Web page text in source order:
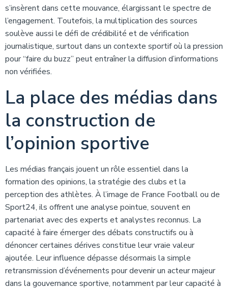
s’insèrent dans cette mouvance, élargissant le spectre de
l’engagement. Toutefois, la multiplication des sources
soulève aussi le défi de crédibilité et de vérification
journalistique, surtout dans un contexte sportif où la pression
pour “faire du buzz” peut entraîner la diffusion d’informations
non vérifiées.
La place des médias dans
la construction de
l’opinion sportive
Les médias français jouent un rôle essentiel dans la
formation des opinions, la stratégie des clubs et la
perception des athlètes. À l’image de France Football ou de
Sport24, ils offrent une analyse pointue, souvent en
partenariat avec des experts et analystes reconnus. La
capacité à faire émerger des débats constructifs ou à
dénoncer certaines dérives constitue leur vraie valeur
ajoutée. Leur influence dépasse désormais la simple
retransmission d’événements pour devenir un acteur majeur
dans la gouvernance sportive, notamment par leur capacité à